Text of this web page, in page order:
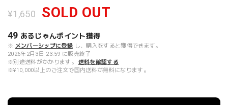
¥1,650 SOLD OUT
49 あるじゃんポイント獲得
※ メンバーシップに登録 し、購入をすると獲得できます。
2026年2月3日 23:59 に販売終了
※別途送料がかかります。
送料を確認する
※¥10,000以上のご注文で国内送料が無料になります。